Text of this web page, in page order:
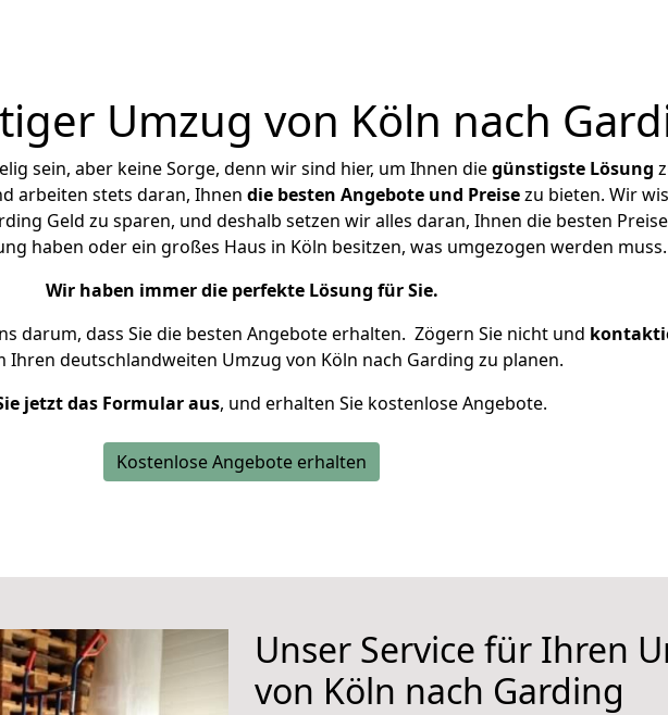
Umzug von Köln nach
sein, aber keine Sorge, denn wir sind hier, um Ihnen diegünstigste Lösung
arbeiten stets daran, Ihnen die besten Angebote und Preisezu bieten. Wir
Geld zu sparen, und deshalb setzen wir alles daran, Ihnen die besten
haben oder ein großes Haus in Köln besitzen, was umgezogen werden muss.
Wir haben immer die perfekte Lösung für Sie.
darum, dass Sie die besten Angebote erhalten. Zögern Sie nicht und
Ihren deutschlandweiten Umzug von Köln nach Garding zu planen.
jetzt das Formular aus, und erhalten Sie kostenlose Angebote.
Kostenlose Angebote erhalten
Unser Service für Ihren
von Köln nach Garding